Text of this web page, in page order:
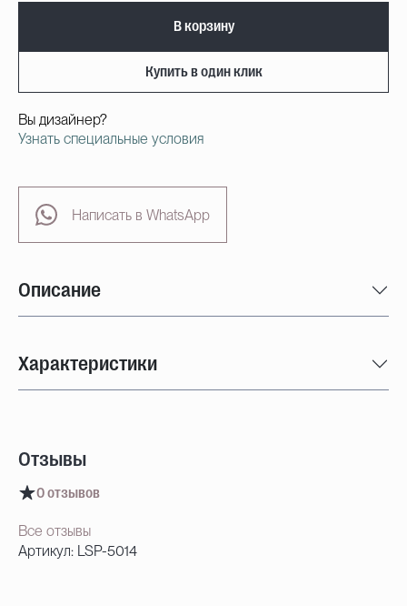
В корзину
Купить в один клик
Вы дизайнер?
Узнать специальные условия
Написать в WhatsApp
Описание
Характеристики
Отзывы
0 отзывов
Все отзывы
Артикул: LSP-5014